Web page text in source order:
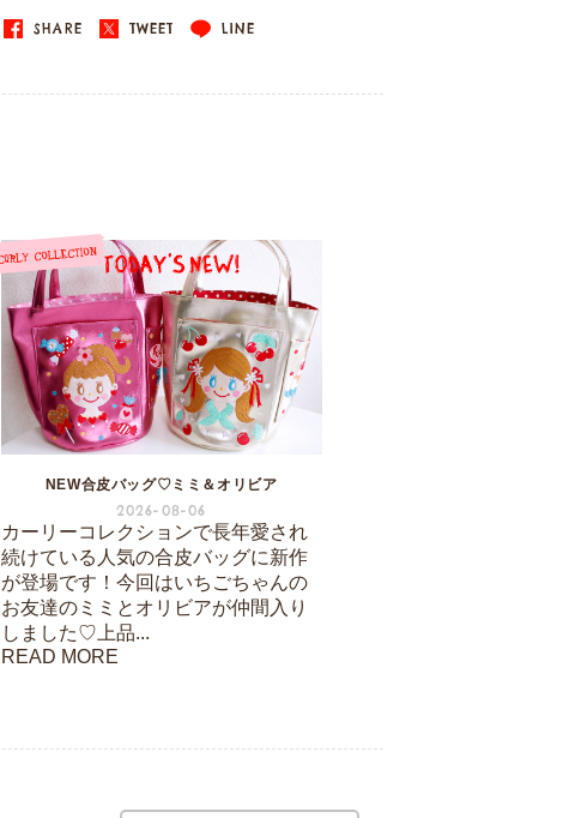
SHARE TWEET LINE
NEW合皮バッグ♡ミミ＆オリビア
2026-08-06
カーリーコレクションで長年愛され
続けている人気の合皮バッグに新作
が登場です！今回はいちごちゃんの
お友達のミミとオリビアが仲間入り
しました♡上品...
READ MORE